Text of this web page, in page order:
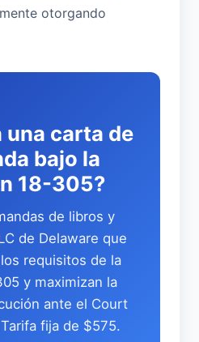
otorgando
una carta de
bajo la
18-305?
de libros y
de Delaware que
requisitos de la
y maximizan la
ante el Court
fija de $575.